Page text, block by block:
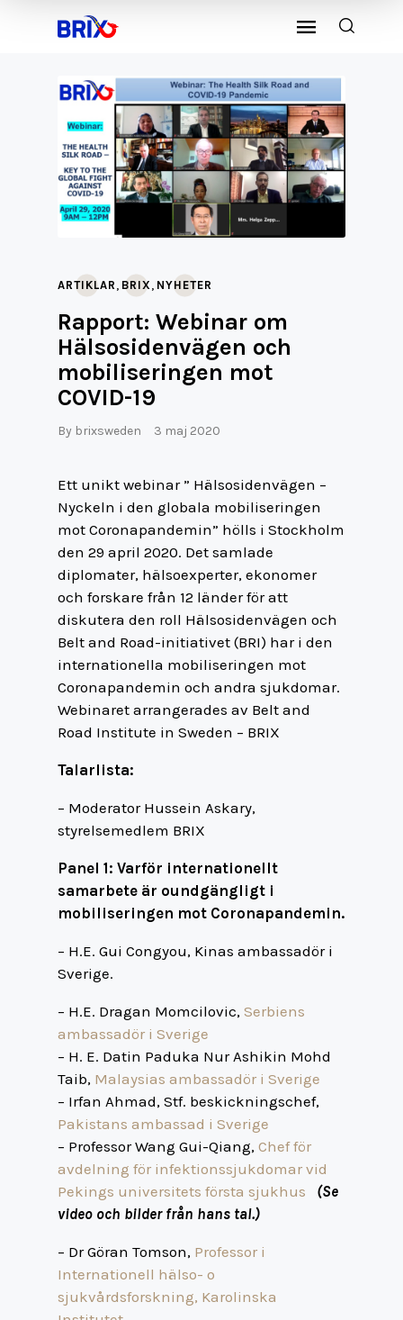
ARTIKLAR , BRIX, NYHETER
Rapport: Webinar om
Hälsosidenvägen och
mobiliseringen mot
COVID-19
By brixsweden 3 maj 2020
Ett unikt webinar ” Hälsosidenvägen –
Nyckeln i den globala mobiliseringen
mot Coronapandemin” hölls i Stockholm
den 29 april 2020. Det samlade
diplomater, hälsoexperter, ekonomer
och forskare från 12 länder för att
diskutera den roll Hälsosidenvägen och
Belt and Road-initiativet (BRI) har i den
internationella mobiliseringen mot
Coronapandemin och andra sjukdomar.
Webinaret arrangerades av Belt and
Road Institute in Sweden – BRIX
Talarlista:
– Moderator Hussein Askary,
styrelsemedlem BRIX
Panel 1: Varför internationellt
samarbete är oundgängligt i
mobiliseringen mot Coronapandemin.
– H.E. Gui Congyou, Kinas ambassadör i
Sverige.
– H.E. Dragan Momcilovic, Serbiens
ambassadör i Sverige
– H. E. Datin Paduka Nur Ashikin Mohd
Taib, Malaysias ambassadör i Sverige
– Irfan Ahmad, Stf. beskickningschef,
Pakistans ambassad i Sverige
– Professor Wang Gui-Qiang, Chef för
avdelning för infektionssjukdomar vid
Pekings universitets första sjukhus
(Se
video och bilder från hans tal.)
– Dr Göran Tomson, Professor i
Internationell hälso- o
sjukvårdsforskning, Karolinska